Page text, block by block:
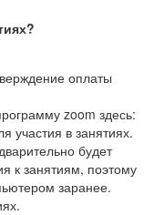
оплаты
zoom здесь:
участия в занятиях.
будет
к занятиям, поэтому
заранее.